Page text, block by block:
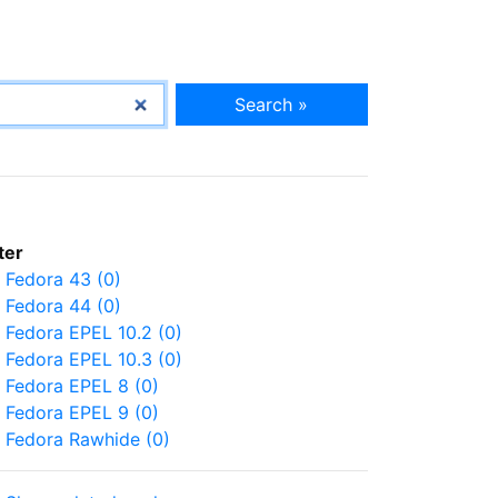
Search »
Fedora 43 (0)
Fedora 44 (0)
Fedora EPEL 10.2 (0)
Fedora EPEL 10.3 (0)
Fedora EPEL 8 (0)
Fedora EPEL 9 (0)
Fedora Rawhide (0)